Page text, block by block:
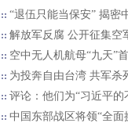
“退伍只能当保安” 揭密
解放军反腐 公开征集空
空中无人机航母“九天”
为投奔自由台湾 共军杀
评论：他们为“习近平的
中国东部战区将领“全面